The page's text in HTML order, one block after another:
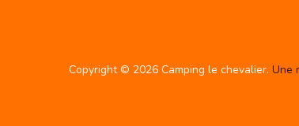
Copyright © 2026 Camping le chevalier. Une